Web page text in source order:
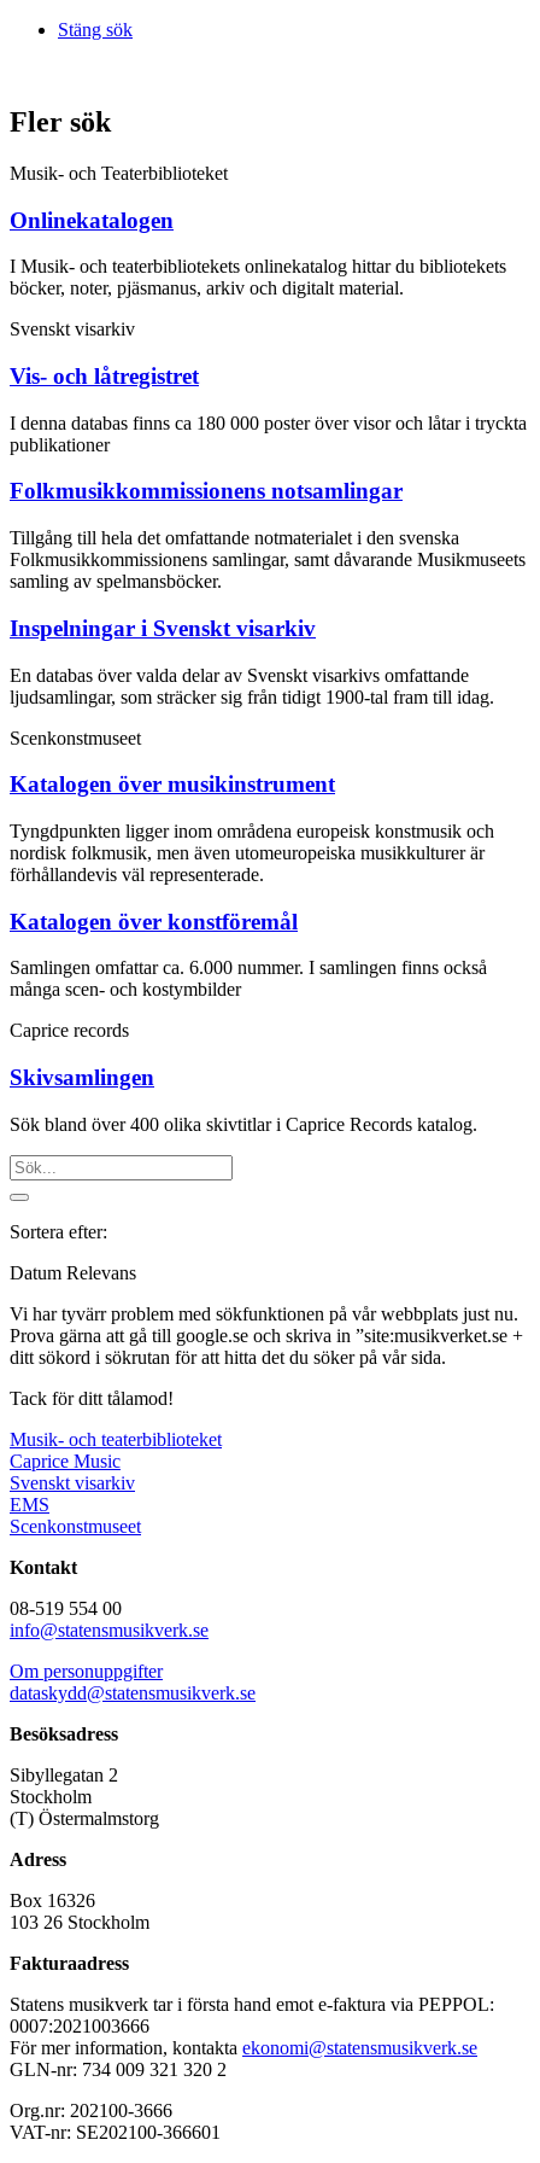
Stäng sök
Fler sök
Musik- och Teaterbiblioteket
Onlinekatalogen
I Musik- och teaterbibliotekets onlinekatalog hittar du bibliotekets
böcker, noter, pjäsmanus, arkiv och digitalt material.
Svenskt visarkiv
Vis- och låtregistret
I denna databas finns ca 180 000 poster över visor och låtar i tryckta
publikationer
Folkmusikkommissionens notsamlingar
Tillgång till hela det omfattande notmaterialet i den svenska
Folkmusikkommissionens samlingar, samt dåvarande Musikmuseets
samling av spelmansböcker.
Inspelningar i Svenskt visarkiv
En databas över valda delar av Svenskt visarkivs omfattande
ljudsamlingar, som sträcker sig från tidigt 1900-tal fram till idag.
Scenkonstmuseet
Katalogen över musikinstrument
Tyngdpunkten ligger inom områdena europeisk konstmusik och
nordisk folkmusik, men även utomeuropeiska musikkulturer är
förhållandevis väl representerade.
Katalogen över konstföremål
Samlingen omfattar ca. 6.000 nummer. I samlingen finns också
många scen- och kostymbilder
Caprice records
Skivsamlingen
Sök bland över 400 olika skivtitlar i Caprice Records katalog.
Sortera efter:
Datum Relevans
Vi har tyvärr problem med sökfunktionen på vår webbplats just nu.
Prova gärna att gå till google.se och skriva in ”site:musikverket.se +
ditt sökord i sökrutan för att hitta det du söker på vår sida.
Tack för ditt tålamod!
Musik- och teaterbiblioteket
Caprice Music
Svenskt visarkiv
EMS
Scenkonstmuseet
Kontakt
08-519 554 00
info@statensmusikverk.se
Om personuppgifter
dataskydd@statensmusikverk.se
Besöksadress
Sibyllegatan 2
Stockholm
(T) Östermalmstorg
Adress
Box 16326
103 26 Stockholm
Fakturaadress
Statens musikverk tar i första hand emot e-faktura via PEPPOL:
0007:2021003666
För mer information, kontakta ekonomi@statensmusikverk.se
GLN-nr: 734 009 321 320 2
Org.nr: 202100-3666
VAT-nr: SE202100-366601